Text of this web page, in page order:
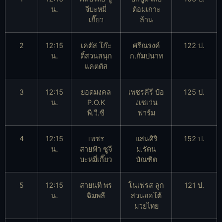
น.
จีบะหมี่
เกี๊ยว
ต้อมเกาะ
ล้าน
2
12:15
น.
เคตัส โก๊ะ
ตี๋สวนสนุก
แคตตัส
ศรีณรงค์
ก.กัมปนาท
122 ป.
3
12:15
น.
ยอดมงคล
P.O.K
พี.วี.ซี
เพชรคีรี ป๋อ
งเซเว่น
ฟาร์ม
125 ป.
4
12:15
น.
เพชร
สายฟ้า ซูจี
บะหมี่เกี๊ยว
แสนศิริ
ม.รัตน
บัณฑิต
152 ป.
5
12:15
น.
สายนที พร
ฉิมพลี
โนเฟรส ลูก
สวนออโต้
มวยไทย
121 ป.